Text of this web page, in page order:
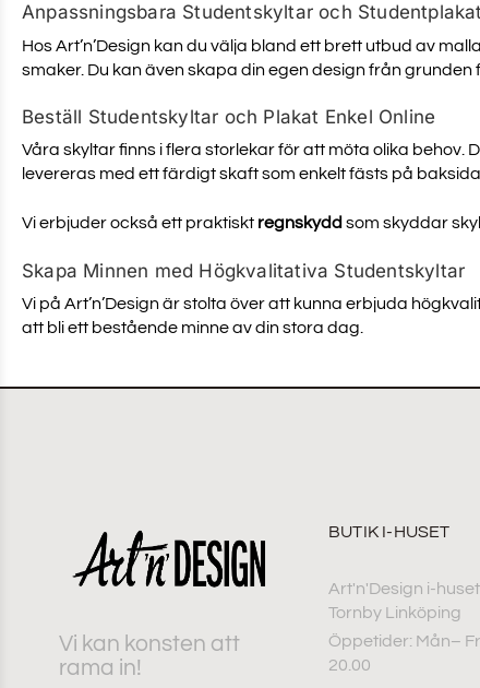
Anpassningsbara Studentskyltar och Studentplakat
Hos Art’n’Design kan du välja bland ett brett utbud av
smaker. Du kan även skapa din egen design från grunden
Beställ Studentskyltar och Plakat Enkel Online
Våra skyltar finns i flera storlekar för att möta olika behov.
levereras med ett färdigt skaft som enkelt fästs på
Vi erbjuder också ett praktiskt regnskydd som skyddar
Skapa Minnen med Högkvalitativa Studentskyltar
Vi på Art’n’Design är stolta över att kunna erbjuda
att bli ett bestående minne av din stora dag.
Vi kan konsten att
rama in!
BUTIK I-HUSET
Art'n'Design i-huset
Tornby Linköping
Öppetider: Mån–
20.00